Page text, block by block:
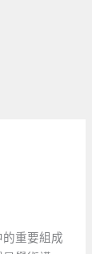
重要組成